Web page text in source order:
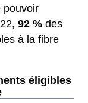
pouvoir
92 % des
à la fibre
éligibles à